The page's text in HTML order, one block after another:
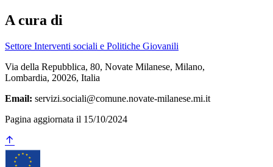
A cura di
Settore Interventi sociali e Politiche Giovanili
Via della Repubblica, 80, Novate Milanese, Milano,
Lombardia, 20026, Italia
Email: servizi.sociali@comune.novate-milanese.mi.it
Pagina aggiornata il 15/10/2024